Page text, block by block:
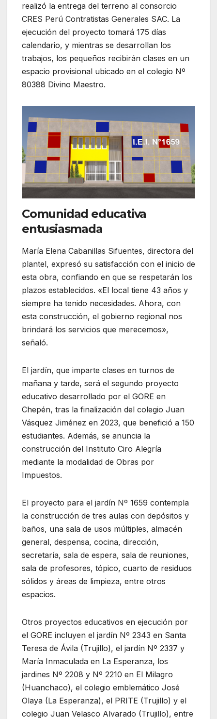
realizó la entrega del terreno al consorcio
CRES Perú Contratistas Generales SAC. La
ejecución del proyecto tomará 175 días
calendario, y mientras se desarrollan los
trabajos, los pequeños recibirán clases en un
espacio provisional ubicado en el colegio Nº
80388 Divino Maestro.
Comunidad educativa
entusiasmada
María Elena Cabanillas Sifuentes, directora del
plantel, expresó su satisfacción con el inicio de
esta obra, confiando en que se respetarán los
plazos establecidos. «El local tiene 43 años y
siempre ha tenido necesidades. Ahora, con
esta construcción, el gobierno regional nos
brindará los servicios que merecemos»,
señaló.
El jardín, que imparte clases en turnos de
mañana y tarde, será el segundo proyecto
educativo desarrollado por el GORE en
Chepén, tras la finalización del colegio Juan
Vásquez Jiménez en 2023, que benefició a 150
estudiantes. Además, se anuncia la
construcción del Instituto Ciro Alegría
mediante la modalidad de Obras por
Impuestos.
El proyecto para el jardín Nº 1659 contempla
la construcción de tres aulas con depósitos y
baños, una sala de usos múltiples, almacén
general, despensa, cocina, dirección,
secretaría, sala de espera, sala de reuniones,
sala de profesores, tópico, cuarto de residuos
sólidos y áreas de limpieza, entre otros
espacios.
Otros proyectos educativos en ejecución por
el GORE incluyen el jardín Nº 2343 en Santa
Teresa de Ávila (Trujillo), el jardín Nº 2337 y
María Inmaculada en La Esperanza, los
jardines Nº 2208 y Nº 2210 en El Milagro
(Huanchaco), el colegio emblemático José
Olaya (La Esperanza), el PRITE (Trujillo) y el
colegio Juan Velasco Alvarado (Trujillo), entre